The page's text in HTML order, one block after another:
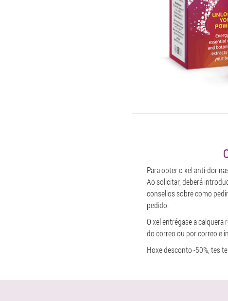
Para obter o xel anti-dor
Ao solicitar, deberá
consellos sobre como
pedido.
O xel entrégase a
do correo ou por correo e
Hoxe desconto -50%, tes